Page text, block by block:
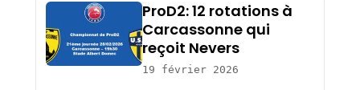
ProD2: 12 rotations à
Carcassonne qui
reçoit Nevers
19 février 2026